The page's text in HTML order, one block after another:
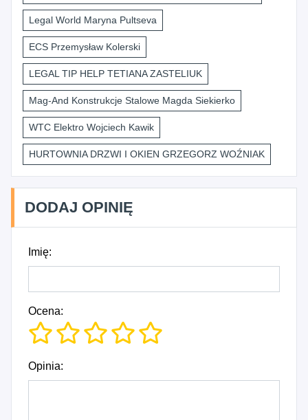
Legal World Maryna Pultseva
ECS Przemysław Kolerski
LEGAL TIP HELP TETIANA ZASTELIUK
Mag-And Konstrukcje Stalowe Magda Siekierko
WTC Elektro Wojciech Kawik
HURTOWNIA DRZWI I OKIEN GRZEGORZ WOŹNIAK
DODAJ OPINIĘ
Imię:
Ocena:
Opinia: